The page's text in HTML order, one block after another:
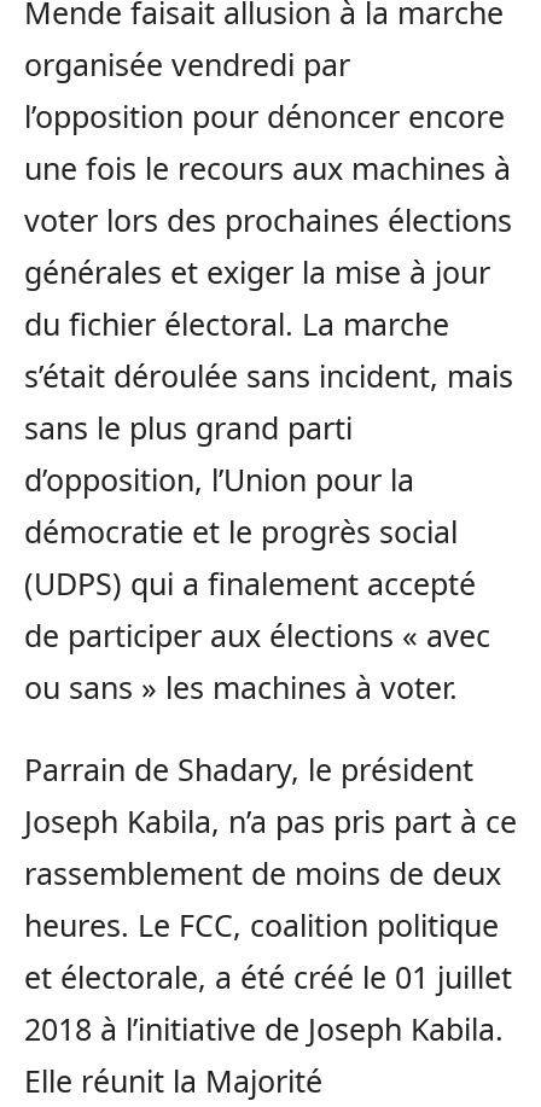
Mende faisait allusion à la marche
organisée vendredi par
l’opposition pour dénoncer encore
une fois le recours aux machines à
voter lors des prochaines élections
générales et exiger la mise à jour
du fichier électoral. La marche
s’était déroulée sans incident, mais
sans le plus grand parti
d’opposition, l’Union pour la
démocratie et le progrès social
(UDPS) qui a finalement accepté
de participer aux élections « avec
ou sans » les machines à voter.
Parrain de Shadary, le président
Joseph Kabila, n’a pas pris part à ce
rassemblement de moins de deux
heures. Le FCC, coalition politique
et électorale, a été créé le 01 juillet
2018 à l’initiative de Joseph Kabila.
Elle réunit la Majorité